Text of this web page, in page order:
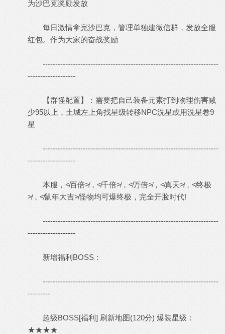
为沙巴克奖励发放
每日激情拿完沙巴克，管理单独建微信群，发放全服
红包。作为大家的奋战奖励
----------------------------------------------------------------------
-------------------
【群怪配置】：需要把自己装备元素打到物理伤害减
少95以上，土城左上角找星级转移NPC洗星或用洗星卷9
星
----------------------------------------------------------------------
-------------------
本服，≮百倍≯，≮千倍≯，≮万倍≯，≮真天≯，≮终极
≯，≮鼠年大吉≯怪物均可爆终极，完全开脸时代!
----------------------------------------------------------------------
-------------------
新增福利BOSS：
----------------------------------------------------------------------
---------
超级BOSS[福利] 刷新地图(120分) 爆装星级：
★★★★